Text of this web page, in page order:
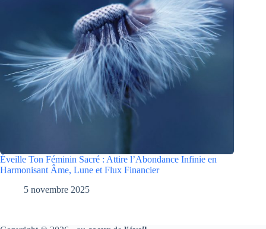
Éveille Ton Féminin Sacré : Attire l’Abondance Infinie en
Harmonisant Âme, Lune et Flux Financier
5 novembre 2025